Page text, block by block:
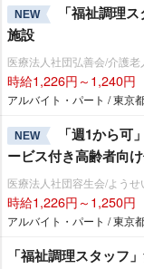
NEW
「福祉調理
施設
医療法人社団弘善会/介護
時給1,226円～1,240円
アルバイト・パート / 東京
NEW
「週1から
ービス付き高齢者向
医療法人社団容生会/ようせ
時給1,226円～1,250円
アルバイト・パート / 東京
「福祉調理スタッフ